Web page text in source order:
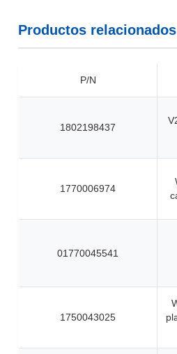
Productos relacionados
P/N
1802198437
1770006974
01770045541
1750043025